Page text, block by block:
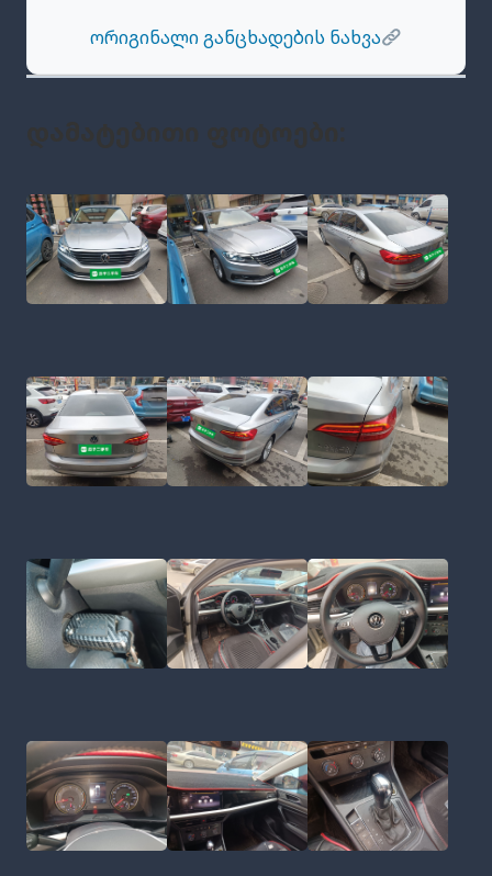
ორიგინალი განცხადების ნახვა